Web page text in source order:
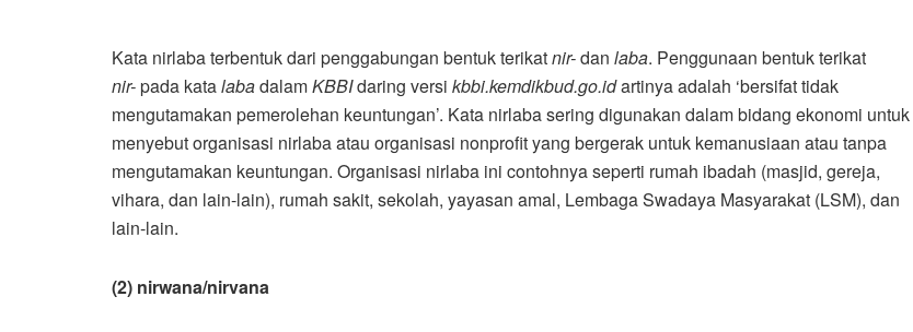
Kata nirlaba terbentuk dari penggabungan bentuk terikatnir-dan laba. Penggunaan bentuk terikat
nir-pada katalabadalamKBBIdaring versi kbbi.kemdikbud.go.idartinya adalah ‘bersifat tidak
mengutamakan pemerolehan keuntungan’. Kata nirlaba sering digunakan dalam bidang ekonomi untuk
menyebut organisasi nirlaba atau organisasi nonprofit yang bergerak untuk kemanusiaan atau tanpa
mengutamakan keuntungan. Organisasi nirlaba ini contohnya seperti rumah ibadah (masjid, gereja,
vihara, dan lain-lain), rumah sakit, sekolah, yayasan amal, Lembaga Swadaya Masyarakat (LSM), dan
lain-lain.
(2) nirwana/nirvana